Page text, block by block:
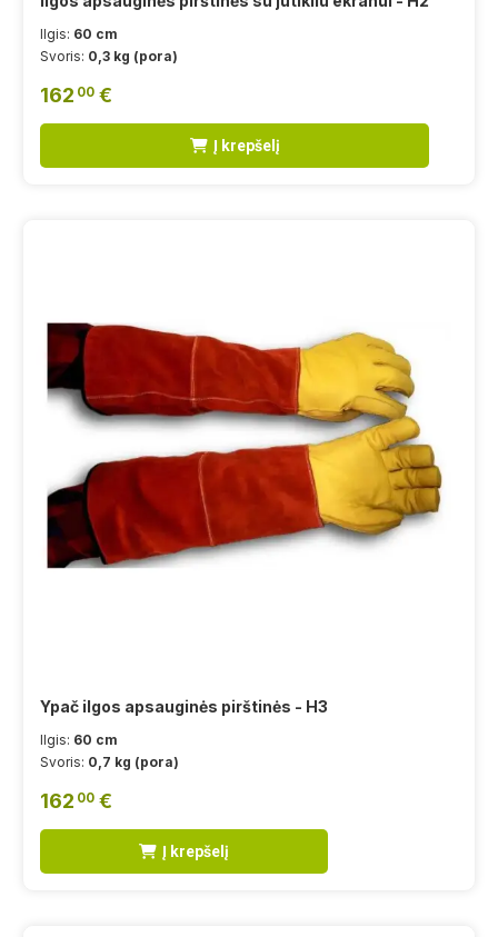
Ilgis: 60 cm
Svoris: 0,3 kg (pora)
162 00 €
Į krepšelį
Ypač ilgos apsauginės pirštinės - H3
Ilgis: 60 cm
Svoris: 0,7 kg (pora)
162 00 €
Į krepšelį